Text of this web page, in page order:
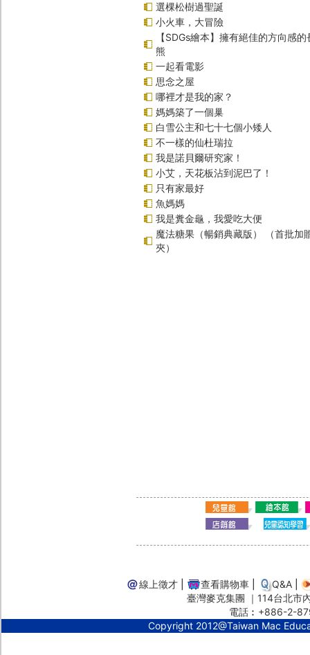
選棵松樹過聖誕
小火車，大冒險
【SDGs繪本】擁有絕佳的方向感
熊
一起看電影
思念之屋
哪裡才是我的家？
媽媽築了一個巢
白雪公主和七十七個小矮人
不一樣的仙杜瑞拉
我是諾貝爾研究家！
小艾，天花板沾到泥巴了！
只有家最好
魚媽媽
我是糞金龜，我愛吃大便
魔法糖果（暢銷典藏版） （首批加
夾）
線上徵才 查看購物車 Q&A
臺灣麥克集團 ｜114台北
電話︰+886-2-
Copyright 2012@Taiwan Mac